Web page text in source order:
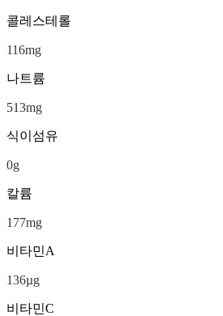
콜레스테롤
116mg
나트륨
513mg
식이섬유
0g
칼륨
177mg
비타민A
136µg
비타민C